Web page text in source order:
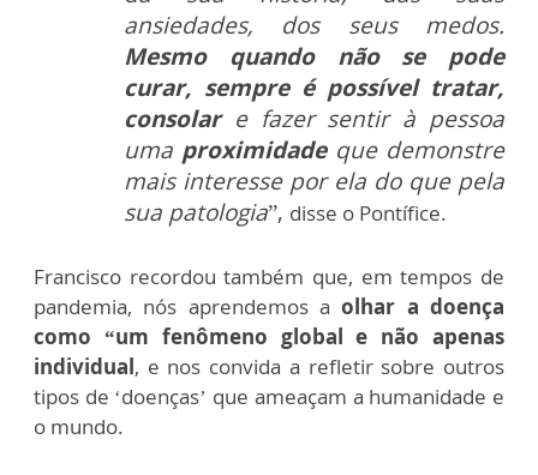
ansiedades, dos seus medos.
Mesmo quando não se pode
curar, sempre é possível tratar,
consolare fazer sentir à pessoa
uma proximidadeque demonstre
mais interesse por ela do que pela
sua patologia”, disse o Pontífice.
Francisco recordou também que, em tempos de
pandemia, nós aprendemos aolhar a doença
como “um fenômeno global e não apenas
individual, e nos convida a refletir sobre outros
tipos de ‘doenças’ que ameaçam a humanidade e
o mundo.